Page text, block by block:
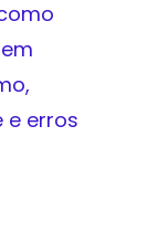
e erros